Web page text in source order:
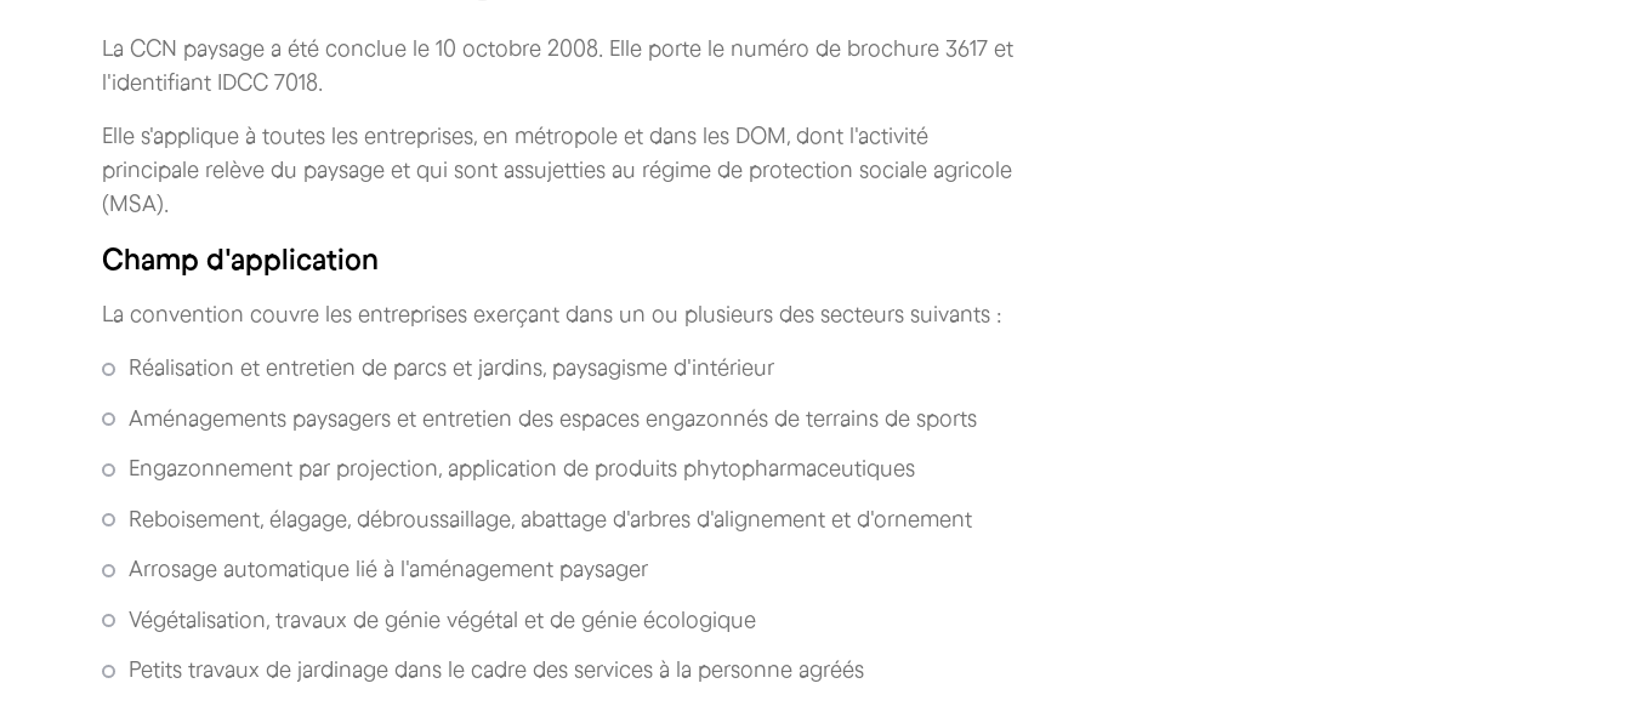
La CCN paysage a été conclue le 10 octobre 2008. Elle porte le numéro de brochure 3617 et
l'identifiant IDCC 7018.
Elle s'applique à toutes les entreprises, en métropole et dans les DOM, dont l'activité
principale relève du paysage et qui sont assujetties au régime de protection sociale agricole
(MSA).
Champ d'application
La convention couvre les entreprises exerçant dans un ou plusieurs des secteurs suivants :
Réalisation et entretien de parcs et jardins, paysagisme d'intérieur
Aménagements paysagers et entretien des espaces engazonnés de terrains de sports
Engazonnement par projection, application de produits phytopharmaceutiques
Reboisement, élagage, débroussaillage, abattage d'arbres d'alignement et d'ornement
Arrosage automatique lié à l'aménagement paysager
Végétalisation, travaux de génie végétal et de génie écologique
Petits travaux de jardinage dans le cadre des services à la personne agréés